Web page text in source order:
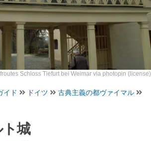
Schloss Tiefurt bei Weimar via photopin (license)
イド ドイツ
古典主義の都ヴァイマル
城